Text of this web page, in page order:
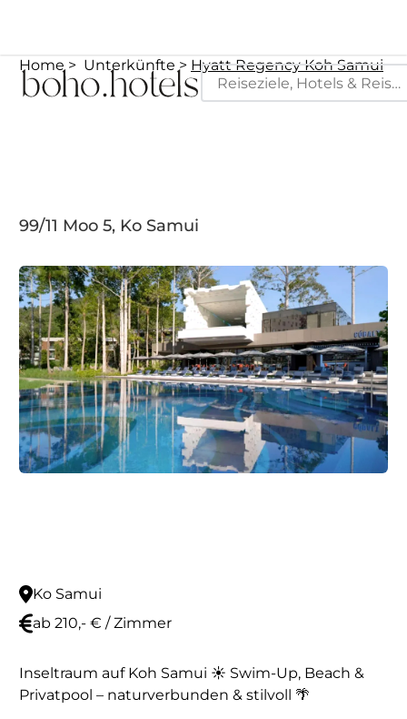
Home Unterkünfte Hyatt Regency Koh Samui
99/11 Moo 5, Ko Samui
Ko Samui
ab 210,- € / Zimmer
Inseltraum auf Koh Samui ☀️ Swim-Up, Beach &
Privatpool – naturverbunden & stilvoll 🌴